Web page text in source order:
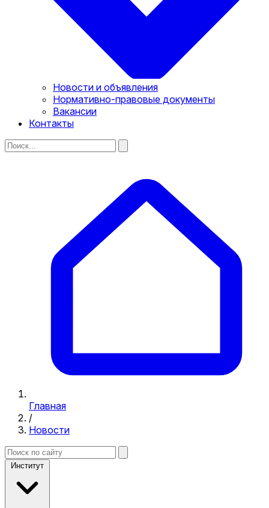
Новости и объявления
Нормативно-правовые документы
Вакансии
Контакты
Главная
/
Новости
Институт